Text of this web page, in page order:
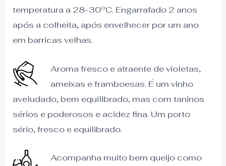
temperatura a 28-30ºC. Engarrafado 2 anos
após a colheita, após envelhecer por um ano
em barricas velhas.
Aroma fresco e atraente de violetas,
ameixas e framboesas. É um vinho
aveludado, bem equilibrado, mas com taninos
sérios e poderosos e acidez fina. Um porto
sério, fresco e equilibrado.
Acompanha muito bem queijo como